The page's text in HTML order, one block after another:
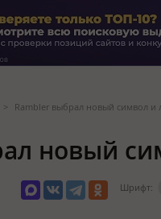
> Rambler выбрал новый символ и
новый
Шрифт: